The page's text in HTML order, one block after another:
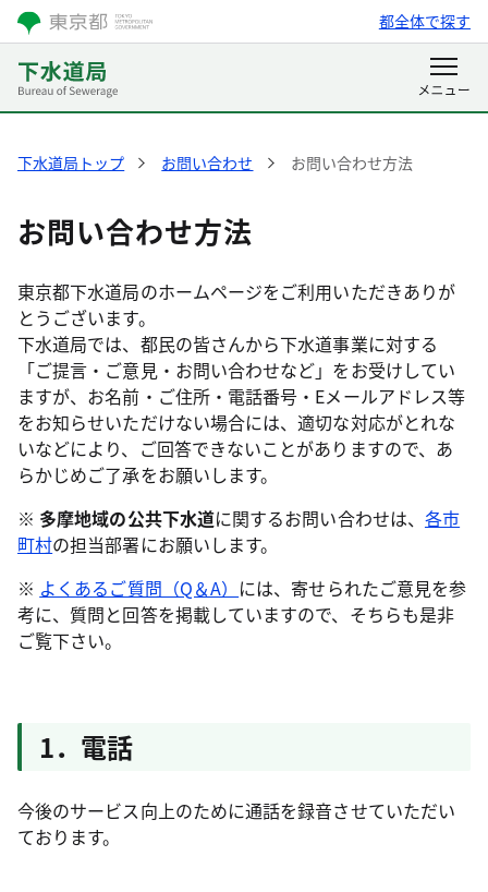
都全体で探す
下水道局トップ お問い合わせ お問い合わせ方法
お問い合わせ方法
東京都下水道局のホームページをご利用いただきありが
とうございます。
下水道局では、都民の皆さんから下水道事業に対する
「ご提言・ご意見・お問い合わせなど」をお受けしてい
ますが、お名前・ご住所・電話番号・Eメールアドレス等
をお知らせいただけない場合には、適切な対応がとれな
いなどにより、ご回答できないことがありますので、あ
らかじめご了承をお願いします。
※ 多摩地域の公共下水道に関するお問い合わせは、 各市
町村の担当部署にお願いします。
※ よくあるご質問（Q＆A） には、寄せられたご意見を参
考に、質問と回答を掲載していますので、そちらも是非
ご覧下さい。
1．電話
今後のサービス向上のために通話を録音させていただい
ております。